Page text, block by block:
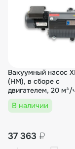
108
108
0/2T)
Вакуумный насос
(HM), в сборе с
двигателем, 20 м³/
750 Вт, для DZ,
TBВ наличии
37 363 ₽